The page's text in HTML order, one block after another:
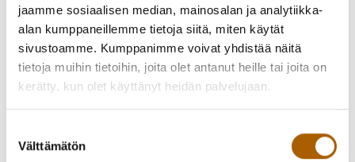
jaamme sosiaalisen median, mainosalan ja analytiikka-
alan kumppaneillemme tietoja siitä, miten käytät
sivustoamme. Kumppanimme voivat yhdistää näitä
tietoja muihin tietoihin, joita olet antanut heille tai joita on
kerätty, kun olet käyttänyt heidän palvelujaan.
valinta
Välttämätön
Ohjatut alkulämmittelyt klo 12.10 ja 13.00, jonka jälkeen voi
lähteä haluamalleen kävely- taikka pyöräilyretkelle.
Pyöräily- sekä kävelyreittivinkkejä saat paikan päältä
Pihalla mukavaa puuhaa lapsille
Makkaranpaistomahdollisuus (omat makkarat/eväät